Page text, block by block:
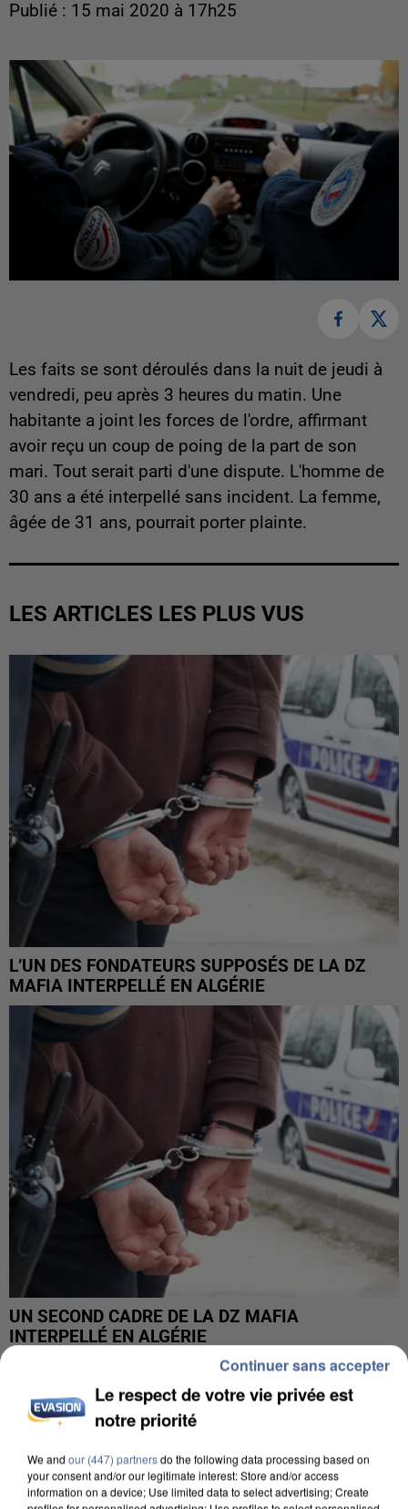
Publié : 15 mai 2020 à 17h25
Les faits se sont déroulés dans la nuit de jeudi à
vendredi, peu après 3 heures du matin. Une
habitante a joint les forces de l'ordre, affirmant
avoir reçu un coup de poing de la part de son
mari. Tout serait parti d'une dispute. L'homme de
30 ans a été interpellé sans incident. La femme,
âgée de 31 ans, pourrait porter plainte.
LES ARTICLES LES PLUS VUS
L’UN DES FONDATEURS SUPPOSÉS DE LA DZ
MAFIA INTERPELLÉ EN ALGÉRIE
UN SECOND CADRE DE LA DZ MAFIA
INTERPELLÉ EN ALGÉRIE
Le respect de votre vie privée est
notre priorité
We and our (447) partnersdo the following data processing based on
your consent and/or our legitimate interest: Store and/or access
information on a device; Use limited data to select advertising; Create
Continuer sans accepter